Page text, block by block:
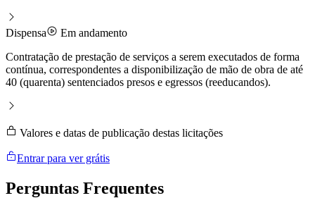
Dispensa
Em andamento
Contratação de prestação de serviços a serem executados de forma
contínua, correspondentes a disponibilização de mão de obra de até
40 (quarenta) sentenciados presos e egressos (reeducandos).
Valores e datas de publicação destas licitações
Entrar para ver grátis
Perguntas Frequentes